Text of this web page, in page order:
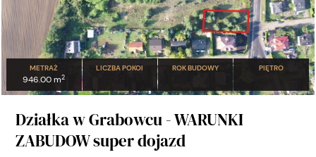
METRAŻ
946.00 m2
LICZBA POKOI ROK BUDOWY PIĘTRO
Działka w Grabowcu - WARUNKI
ZABUDOW super dojazd